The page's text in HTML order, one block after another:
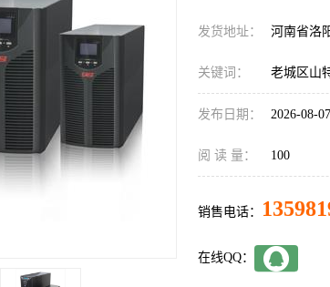
发货地址： 河南省洛
关键词： 老城区山
发布日期： 2026-08-07
阅 读 量： 100
销售电话：
在线QQ：